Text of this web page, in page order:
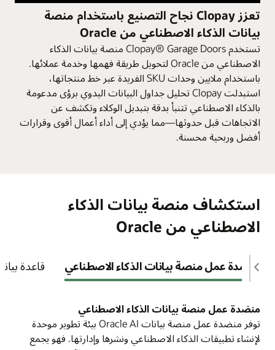
تعزز Clopay نجاح التصنيع باستخدام منصة
بيانات الذكاء الاصطناعي من Oracle
تستخدم Clopay® Garage Doors منصة بيانات الذكاء
الاصطناعي من Oracle لتحويل طريقة فهمها وخدمة عملائها.
باستخدام ملايين وحدات SKU الفريدة عبر خط منتجاتها،
استبدلت Clopay تحليل جداول البيانات اليدوي برؤى مدعومة
بالذكاء الاصطناعي تتنبأ بدقة بتبديل الوكلاء وتكشف عن
الاتجاهات قبل حدوثها—مما يؤدي إلى أداء أعمال أقوى وقرارات
أفضل وربحية محسنة.
استكشاف منصة بيانات الذكاء
الاصطناعي من Oracle
منضدة عمل منصة بيانات الذكاء الاصطناعي قاعدة
منضدة عمل منصة بيانات الذكاء الاصطناعي
توفر منضدة عمل منصة بيانات Oracle AI بيئة تطوير موحدة
لإنشاء تطبيقات الذكاء الاصطناعي ونشرها وإدارتها. فهو يجمع